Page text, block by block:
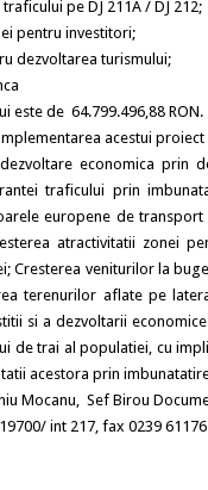
pe DJ 211A / DJ 212;
pentru investitori;
dezvoltarea turismului;
este de 64.799.496,88 RON.
acestui proiect
economica prin
traficului prin
europene de
atractivitatii zonei
Cresterea veniturilor la
terenurilor aflate pe
si a dezvoltarii
de trai al populatiei, cu
acestora prin
Mocanu, Sef Birou
int 217, fax 0239